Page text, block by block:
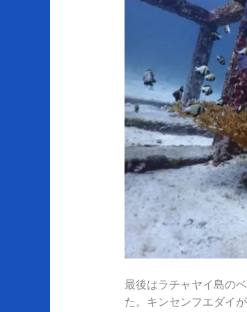
最後はラチャヤイ島の
た。キンセンフエダイ